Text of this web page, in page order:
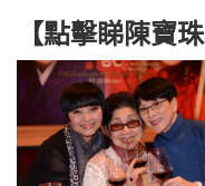
【點擊睇陳寶